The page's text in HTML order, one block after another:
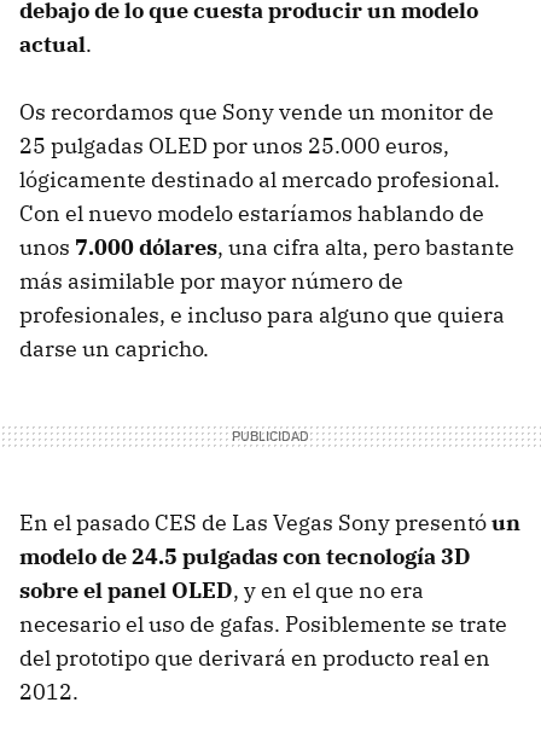
debajo de lo que cuesta producir un modelo
actual.
Os recordamos que Sony vende un monitor de
25 pulgadas OLED por unos 25.000 euros,
lógicamente destinado al mercado profesional.
Con el nuevo modelo estaríamos hablando de
unos 7.000 dólares, una cifra alta, pero bastante
más asimilable por mayor número de
profesionales, e incluso para alguno que quiera
darse un capricho.
En el pasado CES de Las Vegas Sony presentóun
modelo de 24.5 pulgadas con tecnología 3D
sobre el panel OLED, y en el que no era
necesario el uso de gafas. Posiblemente se trate
del prototipo que derivará en producto real en
2012.